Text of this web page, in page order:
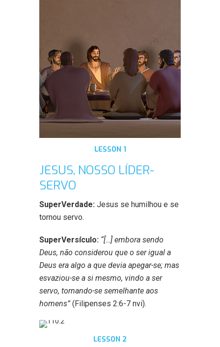
LESSON 1
JESUS, NOSSO LÍDER-
SERVO
SuperVerdade: Jesus se humilhou e se
tornou servo.
SuperVersículo: “[…] embora sendo
Deus, não considerou que o ser igual a
Deus era algo a que devia apegar-se; mas
esvaziou-se a si mesmo, vindo a ser
servo, tornando-se semelhante aos
homens” (Filipenses 2:6-7 nvi).
LESSON 2